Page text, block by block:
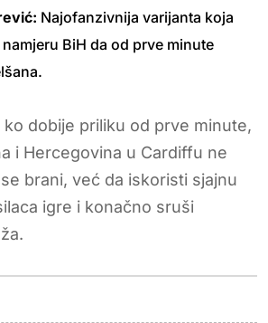
Najofanzivnija varijanta koja
BiH da od prve minute
dobije priliku od prve minute,
i Hercegovina u Cardiffu ne
brani, već da iskoristi sjajnu
igre i konačno sruši